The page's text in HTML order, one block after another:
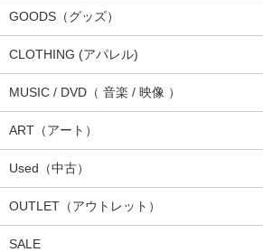
GOODS（グッズ）
CLOTHING (アパレル)
MUSIC / DVD（ 音楽 / 映像 ）
ART（アート）
Used（中古）
OUTLET（アウトレット）
SALE